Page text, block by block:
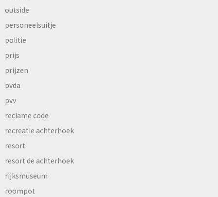
outside
personeelsuitje
politie
prijs
prijzen
pvda
pvv
reclame code
recreatie achterhoek
resort
resort de achterhoek
rijksmuseum
roompot